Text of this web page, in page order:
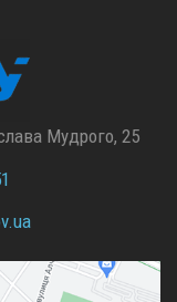
Мудрого, 25
ua